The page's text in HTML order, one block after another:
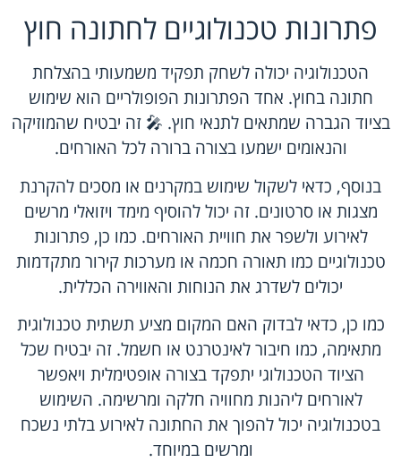
פתרונות טכנולוגיים לחתונה חוץ
הטכנולוגיה יכולה לשחק תפקיד משמעותי בהצלחת
חתונה בחוץ. אחד הפתרונות הפופולריים הוא שימוש
בציוד הגברה שמתאים לתנאי חוץ. 🎤 זה יבטיח שהמוזיקה
והנאומים ישמעו בצורה ברורה לכל האורחים.
בנוסף, כדאי לשקול שימוש במקרנים או מסכים להקרנת
מצגות או סרטונים. זה יכול להוסיף מימד ויזואלי מרשים
לאירוע ולשפר את חוויית האורחים. כמו כן, פתרונות
טכנולוגיים כמו תאורה חכמה או מערכות קירור מתקדמות
יכולים לשדרג את הנוחות והאווירה הכללית.
כמו כן, כדאי לבדוק האם המקום מציע תשתית טכנולוגית
מתאימה, כמו חיבור לאינטרנט או חשמל. זה יבטיח שכל
הציוד הטכנולוגי יתפקד בצורה אופטימלית ויאפשר
לאורחים ליהנות מחוויה חלקה ומרשימה. השימוש
בטכנולוגיה יכול להפוך את החתונה לאירוע בלתי נשכח
ומרשים במיוחד.